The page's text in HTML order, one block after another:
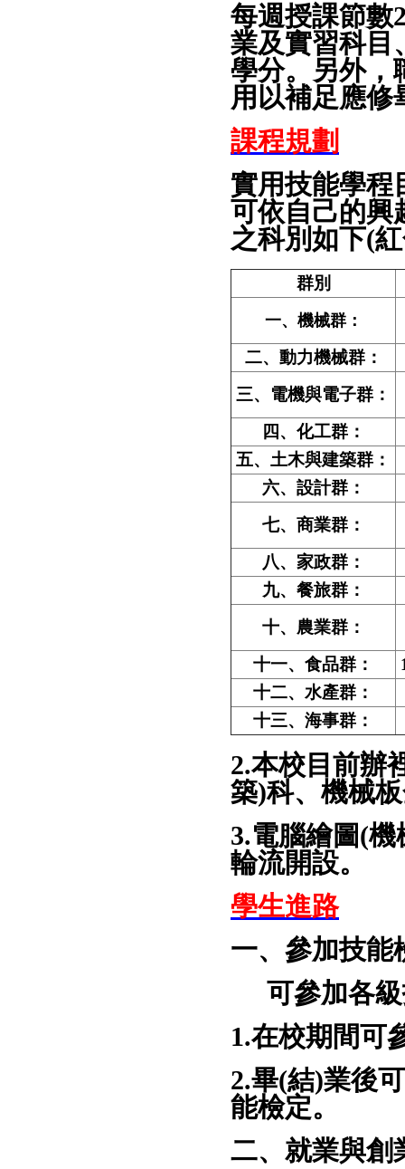
每週授課節數
業及實習科目
學分。另外，
用以補足應修
課程規劃
實用技能學程
可依自己的興
之科別如下(
群別
一、機械群：
二、動力機械群：
三、電機與電子群：
四、化工群：
五、土木與建築群：
六、設計群：
七、商業群：
八、家政群：
九、餐旅群：
十、農業群：
十一、食品群：
十二、水產群：
十三、海事群：
2.本校目前辦
築)科、機械
3.電腦繪圖(機
輪流開設。
學生進路
一、參加技能
可參加各
1.在校期間可
2.畢(結)業後
能檢定。
二、就業與創